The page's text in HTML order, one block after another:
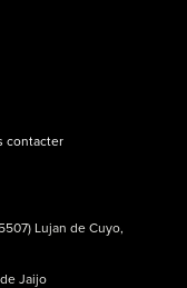
contacter
Lujan de Cuyo,
Jaijo